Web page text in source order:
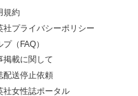
規約
社プライバシーポリシー
プ（FAQ）
掲載に関して
配送停止依頼
社女性誌ポータル